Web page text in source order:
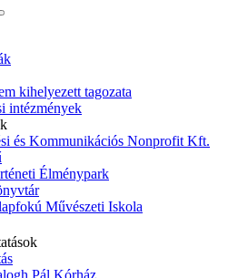
kihelyezett tagozata
intézmények
és Kommunikációs Nonprofit Kft.
Élménypark
Művészeti Iskola